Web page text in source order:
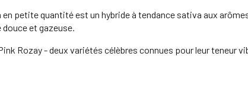
petite quantité est un hybride à tendance sativa aux
et gazeuse.
Rozay - deux variétés célèbres connues pour leur teneur